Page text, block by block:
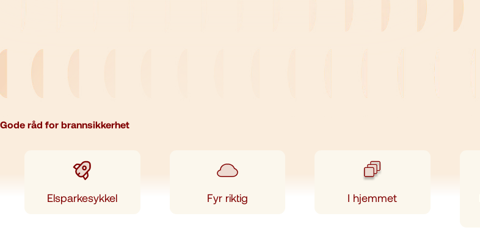
Gode råd for brannsikkerhet
Elsparkesykkel Fyr riktig I hjemmet